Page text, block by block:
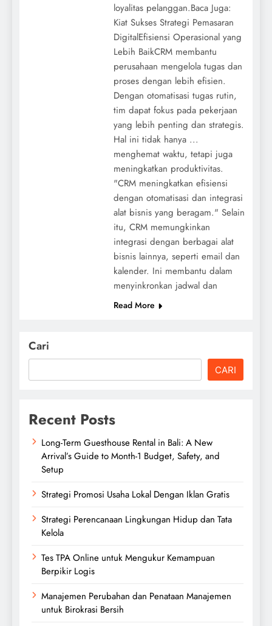
loyalitas pelanggan.Baca Juga:
Kiat Sukses Strategi Pemasaran
DigitalEfisiensi Operasional yang
Lebih BaikCRM membantu
perusahaan mengelola tugas dan
proses dengan lebih efisien.
Dengan otomatisasi tugas rutin,
tim dapat fokus pada pekerjaan
yang lebih penting dan strategis.
Hal ini tidak hanya ...
menghemat waktu, tetapi juga
meningkatkan produktivitas.
"CRM meningkatkan efisiensi
dengan otomatisasi dan integrasi
alat bisnis yang beragam." Selain
itu, CRM memungkinkan
integrasi dengan berbagai alat
bisnis lainnya, seperti email dan
kalender. Ini membantu dalam
menyinkronkan jadwal dan
Read More
Cari
CARI
Recent Posts
Long-Term Guesthouse Rental in Bali: A New
Arrival’s Guide to Month-1 Budget, Safety, and
Setup
Strategi Promosi Usaha Lokal Dengan Iklan Gratis
Strategi Perencanaan Lingkungan Hidup dan Tata
Kelola
Tes TPA Online untuk Mengukur Kemampuan
Berpikir Logis
Manajemen Perubahan dan Penataan Manajemen
untuk Birokrasi Bersih